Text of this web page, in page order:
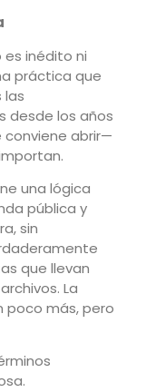
es inédito ni
práctica que
las
desde los años
conviene abrir—
una lógica
pública y
sin
que llevan
La
poco más, pero